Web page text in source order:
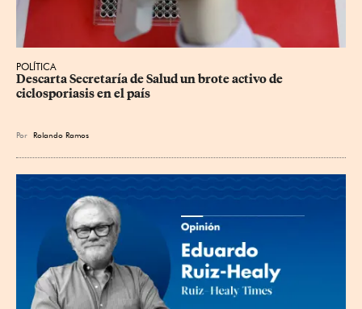
POLÍTICA
Descarta Secretaría de Salud un brote activo de
ciclosporiasis en el país
Por Rolando Ramos